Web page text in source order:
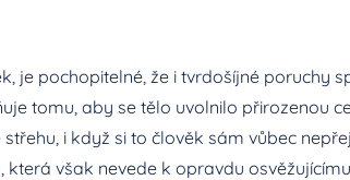
je pochopitelné, že i tvrdošíjné poruchy
tomu, aby se tělo uvolnilo přirozenou
i když si to člověk sám vůbec
však nevede k opravdu osvěžujícímu